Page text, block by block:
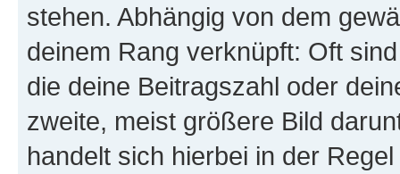
stehen. Abhängig von dem
deinem Rang verknüpft: Oft
die deine Beitragszahl oder
zweite, meist größere Bild
handelt sich hierbei in der